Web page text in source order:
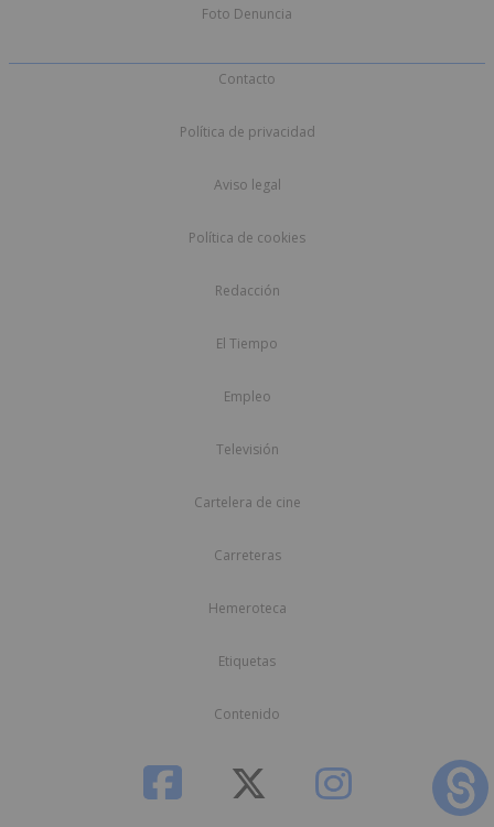
Foto Denuncia
Contacto
Política de privacidad
Aviso legal
Política de cookies
Redacción
El Tiempo
Empleo
Televisión
Cartelera de cine
Carreteras
Hemeroteca
Etiquetas
Contenido